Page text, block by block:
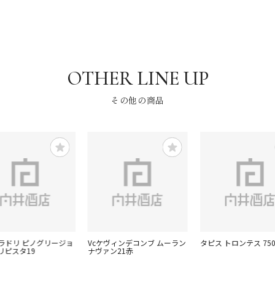
その他の商品
ドリ ピノグリージョ
ピスタ19
Vcケヴィンデコンブ ムーラン
ナヴァン21赤
タピス トロンテス 750